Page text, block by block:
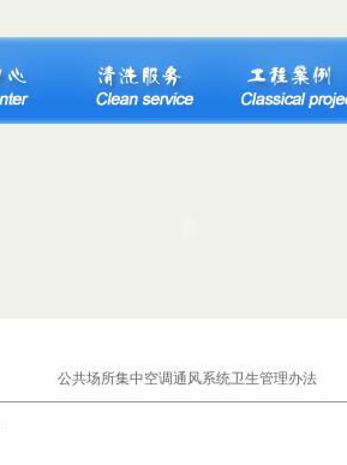
公共场所集中空调通风系统卫生管理办法